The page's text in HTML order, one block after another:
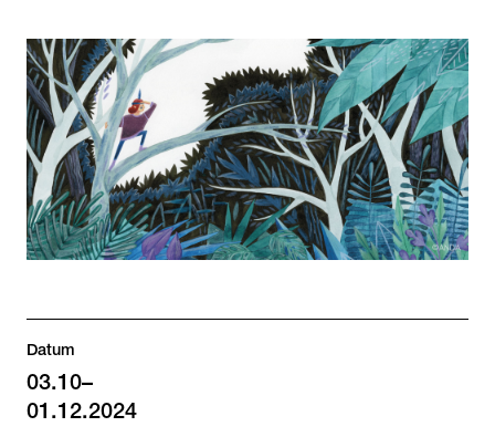
Datum
03.10–
01.12.2024